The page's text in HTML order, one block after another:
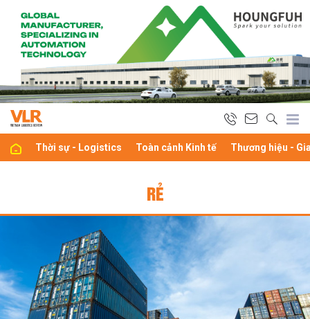
Thời sự - Logistics Toàn cảnh Kinh tế Thương hiệu -
RẺ